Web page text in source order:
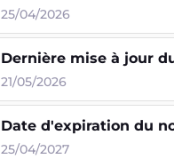
25/04/2026
Dernière mise à jour
21/05/2026
Date d'expiration du
25/04/2027